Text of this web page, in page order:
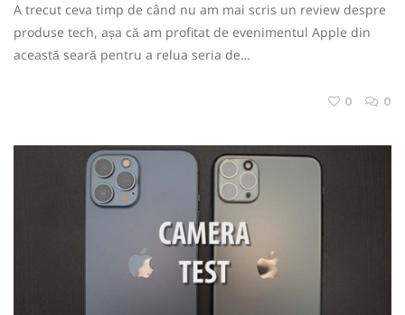
A trecut ceva timp de când nu am mai scris un review despre
produse tech, așa că am profitat de evenimentul Apple din
această seară pentru a relua seria de…
0 0